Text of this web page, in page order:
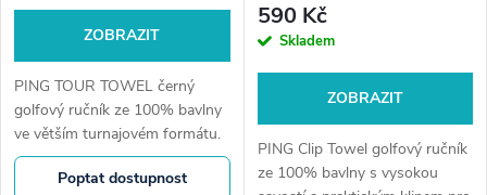
ZOBRAZIT
PING TOUR TOWEL černý
golfový ručník ze 100% bavlny
ve větším turnajovém formátu.
Vysoká savost a profesionální
vzhled pro každé kolo.Čisté
Poptat dostupnost
590 Kč
Skladem
ZOBRAZIT
PING Clip Towel golfový ručník
ze 100% bavlny s vysokou